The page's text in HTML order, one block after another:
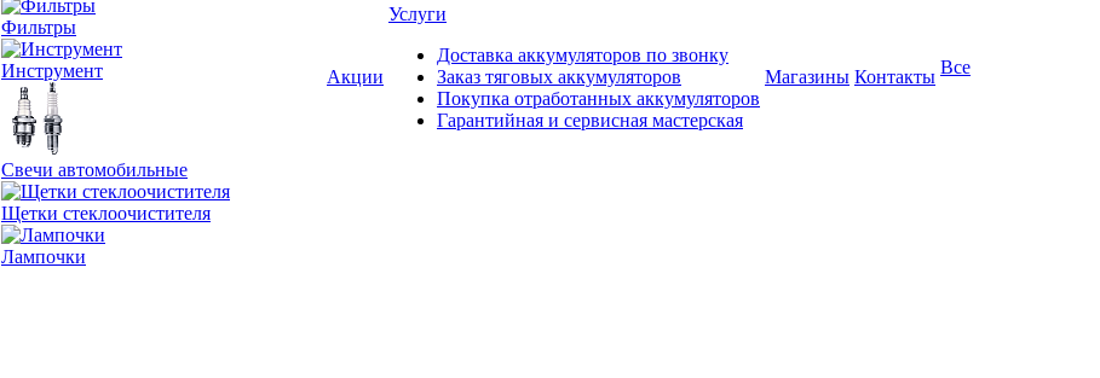
Фильтры
Инструмент
Свечи автомобильные
Щетки стеклоочистителя
Лампочки
Акции
Услуги
Доставка аккумуляторов по звонку
Заказ тяговых аккумуляторов
Покупка отработанных аккумуляторов
Гарантийная и сервисная мастерская
Магазины Контакты Все